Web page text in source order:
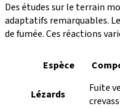
Des études sur le terrain
adaptatifs remarquables.
de fumée. Ces réactions
Espèce
Lézards
Fuite